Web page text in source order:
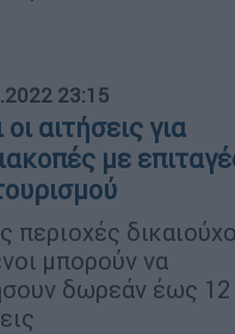
23:15
αιτήσεις για
με
περιοχές
μπορούν να
δωρεάν έως 12